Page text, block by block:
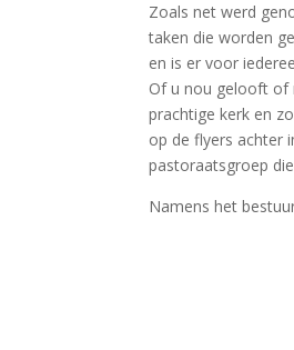
Zoals net werd
taken die worden
en is er voor
Of u nou gelooft of
prachtige kerk en
op de flyers achter
pastoraatsgroep
Namens het